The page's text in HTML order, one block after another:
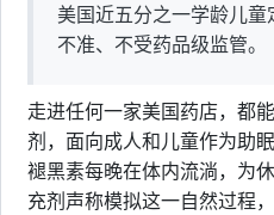
美国近五分之一学龄儿
不准、不受药品级监管。
走进任何一家美国药店，都
剂，面向成人和儿童作为助
褪黑素每晚在体内流淌，为
充剂声称模拟这一自然过程